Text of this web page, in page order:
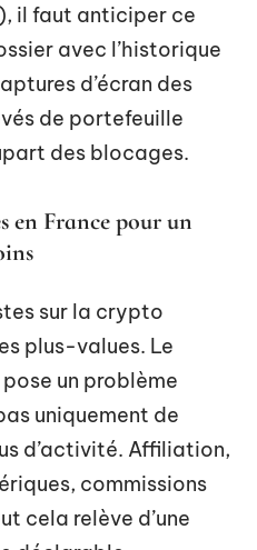
il faut anticiper ce
avec l’historique
d’écran des
de portefeuille
des blocages.
en France pour un
sur la crypto
plus-values. Le
un problème
uniquement de
d’activité. Affiliation,
commissions
cela relève d’une